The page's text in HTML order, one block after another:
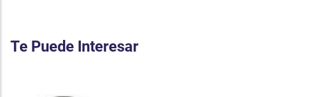
Te Puede Interesar